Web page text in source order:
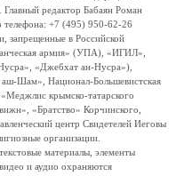
редактор Бабаян Роман
+7 (495) 950-62-26
запрещенные в Российской
армия» (УПА), «ИГИЛ»,
«Джебхат ан-Нусра»),
Шам», Национал-Большевистская
крымско-татарского
«Братство» Корчинского,
центр Свидетелей Иеговы
организации.
материалы, элементы
и аудио охраняются